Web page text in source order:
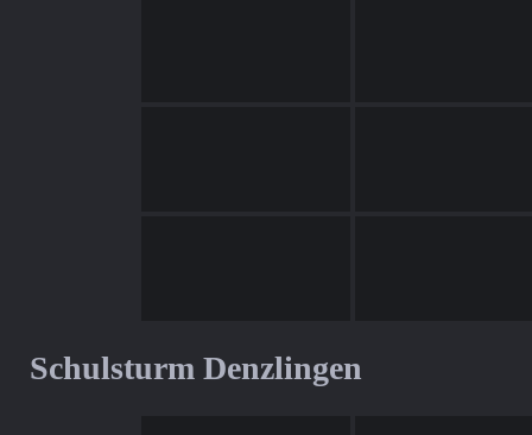
Schulsturm Denzlingen